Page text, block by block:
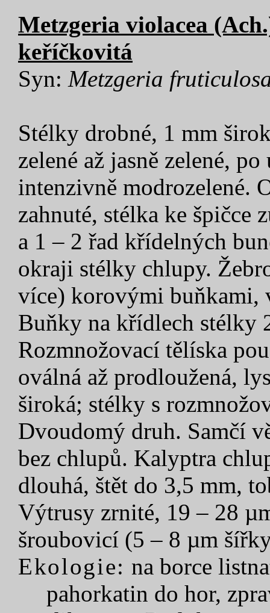
Metzgeria violacea
keříčkovitá
Syn: Metzgeria
Stélky drobné, 1 mm
zelené až jasně zelené,
intenzivně modrozelené.
zahnuté, stélka ke špičce
a 1 – 2 řad křídelných
okraji stélky chlupy.
více) korovými buňkami,
Buňky na křídlech stélky
Rozmnožovací tělíska
oválná až prodloužená,
široká; stélky s
Dvoudomý druh. Samčí
bez chlupů. Kalyptra
dlouhá, štět do 3,5 mm,
Výtrusy zrnité, 19 – 28
šroubovicí (5 – 8 µm
Ekologie: na borce
pahorkatin do hor,